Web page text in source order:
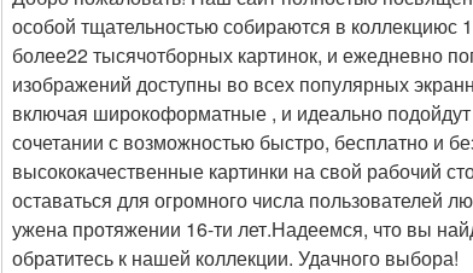
особой тщательностью собираются в коллекциюс
более22 тысячотборных картинок, и ежедневно
изображений доступны во всех популярных
включая широкоформатные , и идеально
сочетании с возможностью быстро, бесплатно и
высококачественные картинки на свой рабочий
оставаться для огромного числа пользователей
ужена протяжении 16-ти лет.Надеемся, что вы
обратитесь к нашей коллекции. Удачного выбора!